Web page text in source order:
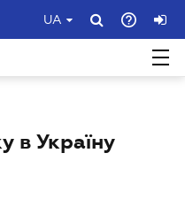
UA
в Україну